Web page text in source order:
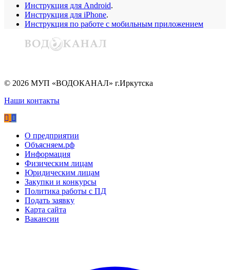
Инструкция для Android.
Инструкция для iPhone.
Инструкция по работе с мобильным приложением
© 2026 МУП «ВОДОКАНАЛ» г.Иркутска
Наши контакты
О предприятии
Объясняем.рф
Информация
Физическим лицам
Юридическим лицам
Закупки и конкурсы
Политика работы с ПД
Подать заявку
Карта сайта
Вакансии